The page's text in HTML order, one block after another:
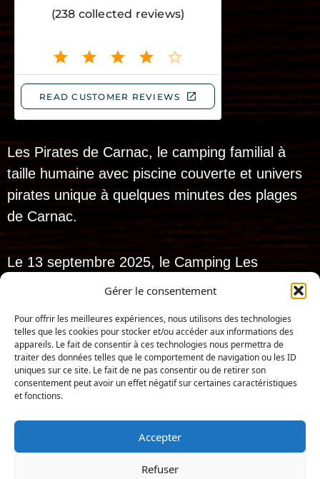
Gérer le consentement
Pour offrir les meilleures expériences, nous utilisons des technologies
telles que les cookies pour stocker et/ou accéder aux informations des
appareils. Le fait de consentir à ces technologies nous permettra de
traiter des données telles que le comportement de navigation ou les ID
uniques sur ce site. Le fait de ne pas consentir ou de retirer son
consentement peut avoir un effet négatif sur certaines caractéristiques
et fonctions.
Accepter
Refuser
Les Pirates de Carnac, le camping familial à
taille humaine avec piscine couverte et univers
pirates unique à quelques minutes des plages
de Carnac.
Le 13 septembre 2025, le Camping Les
Bruyères de Carnac a levé l’ancre…
nouveau pavillon pour devenir :
Les Pirates de
Carnac
!
Accès au camping